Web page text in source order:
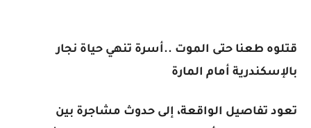
قتلوه طعنا حتى الموت ..أسرة تنهي حياة نجار
بالإسكندرية أمام المارة
تعود تفاصيل الواقعة، إلى حدوث مشاجرة بين